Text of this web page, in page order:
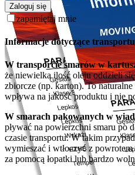
Zaloguj się
zapamiętaj mnie
Informacje dotyczące
W transporcie smarów w
że niewielka ilość oleju oddzieli
zbiorcze (np. karton). To
wpływa na jakość produktu i nie
W smarach pakowanych w
pływać na powierzchni smaru po
czasie transportu. W takim
wymieszać i wtłoczyć z
za pomocą łopatki lub bardzo